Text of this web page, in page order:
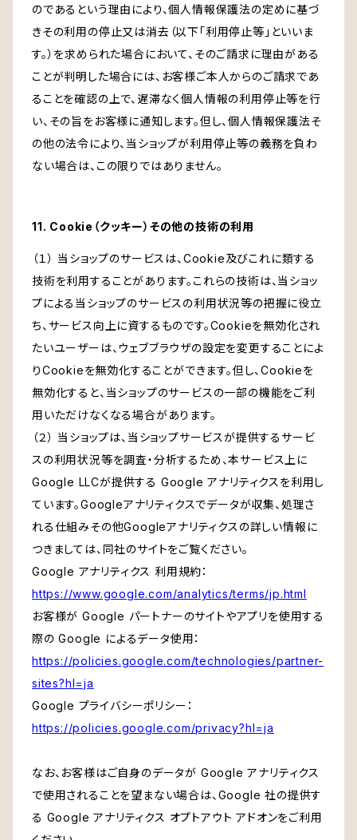
のであるという理由により、個人情報保護法の定めに基づ
きその利用の停止又は消去（以下「利用停止等」といいま
す。）を求められた場合において、そのご請求に理由がある
ことが判明した場合には、お客様ご本人からのご請求であ
ることを確認の上で、遅滞なく個人情報の利用停止等を行
い、その旨をお客様に通知します。但し、個人情報保護法そ
の他の法令により、当ショップが利用停止等の義務を負わ
ない場合は、この限りではありません。
11. Cookie（クッキー）その他の技術の利用
（１） 当ショップのサービスは、Cookie及びこれに類する
技術を利用することがあります。これらの技術は、当ショッ
プによる当ショップのサービスの利用状況等の把握に役立
ち、サービス向上に資するものです。Cookieを無効化され
たいユーザーは、ウェブブラウザの設定を変更することによ
りCookieを無効化することができます。但し、Cookieを
無効化すると、当ショップのサービスの一部の機能をご利
用いただけなくなる場合があります。
（２） 当ショップは、当ショップサービスが提供するサービ
スの利用状況等を調査・分析するため、本サービス上に
Google LLCが提供する Google アナリティクスを利用し
ています。Googleアナリティクスでデータが収集、処理さ
れる仕組みその他Googleアナリティクスの詳しい情報に
つきましては、同社のサイトをご覧ください。
Google アナリティクス 利用規約：
https://www.google.com/analytics/terms/jp.html
お客様が Google パートナーのサイトやアプリを使用する
際の Google によるデータ使用：
https://policies.google.com/technologies/partner-
sites?hl=ja
Google プライバシーポリシー：
https://policies.google.com/privacy?hl=ja
なお、お客様はご自身のデータが Google アナリティクス
で使用されることを望まない場合は、Google 社の提供す
る Google アナリティクス オプトアウト アドオンをご利用